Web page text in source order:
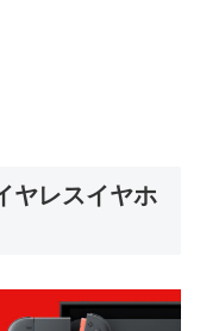
ヤレスイヤホ